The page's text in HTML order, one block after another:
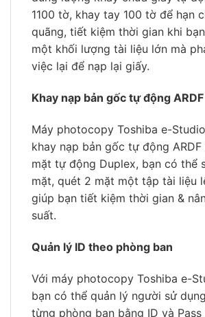
1100 tờ, khay tay 100 tờ để hạn
quãng, tiết kiệm thời gian khi
một khối lượng tài liệu lớn mà
việc lại để nạp lại giấy.
Khay nạp bản gốc tự động ARDF
Máy photocopy Toshiba e-
khay nạp bản gốc tự động
mặt tự động Duplex, bạn có thể
mặt, quét 2 mặt một tập tài liệu
giúp bạn tiết kiệm thời gian &
suất.
Quản lý ID theo phòng ban
Với máy photocopy Toshiba e-
bạn có thể quản lý người sử
từng phòng ban bằng ID và